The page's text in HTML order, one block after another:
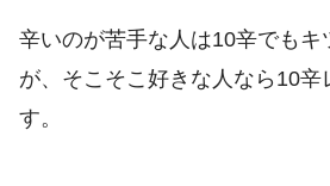
辛いのが苦手な人は10辛でもキ
が、そこそこ好きな人なら10
す。